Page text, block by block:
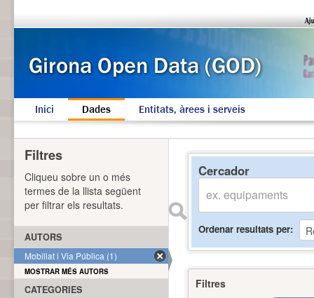
Inici Dades Entitats, àrees i serveis
Cercador
Ordenar resultats per
Filtres
Filtres
Cliqueu sobre un o més
termes de la llista següent
per filtrar els resultats.
AUTORS
Mobiliat i Via Pública (1)
MOSTRAR MÉS AUTORS
CATEGORIES